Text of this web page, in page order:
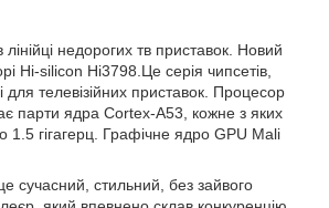
недорогих тв приставок. Новий
Hi-silicon Hi3798.Це серія чипсетів,
телевізійних приставок. Процесор
парти ядра Cortex-A53, кожне з яких
1.5 гігагерц. Графічне ядро GPU Mali
сучасний, стильний, без зайвого